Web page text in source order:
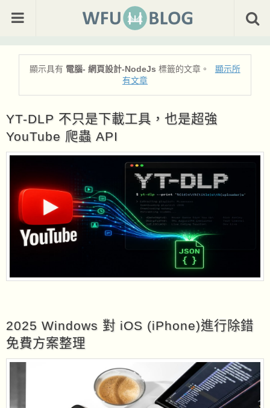
顯示具有 電腦- 網頁設計-NodeJs 標籤的文章。
顯示所
有文章
YT-DLP 不只是下載工具，也是超強
YouTube 爬蟲 API
2025 Windows 對 iOS (iPhone)進行除錯
免費方案整理